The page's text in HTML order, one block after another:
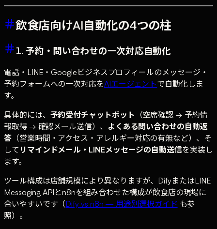
飲食店向けAI自動化の4つの柱
1. 予約・問い合わせの一次対応自動化
電話・LINE・Googleビジネスプロフィールのメッセージ・
予約フォームへの一次対応をAIエージェントで自動化しま
す。
具体的には、 予約受付チャットボット （空席確認 → 予約情
報取得 → 確認メール送信）、
よくある問い合わせの自動返
答（営業時間・アクセス・アレルギー対応の有無など）、そ
して リマインドメール・LINEメッセージの自動送信を実装し
ます。
ツール構成は店舗規模により異なりますが、DifyまたはLINE
Messaging APIとn8nを組み合わせた構成が飲食店の現場に
合いやすいです（Dify vs n8n — 用途別選択ガイド も参
照）。